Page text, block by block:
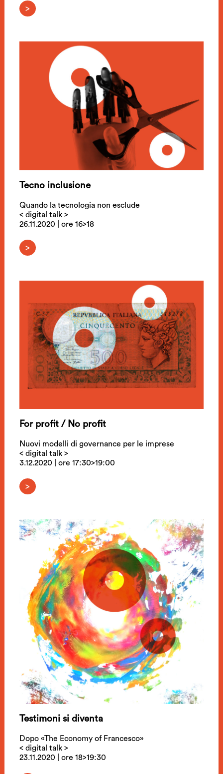
>
Tecno inclusione
Quando la tecnologia non esclude
< digital talk >
26.11.2020 | ore 16>18
>
For profit / No profit
Nuovi modelli di governance per le imprese
< digital talk >
3.12.2020 | ore 17:30>19:00
>
Testimoni si diventa
Dopo «The Economy of Francesco»
< digital talk >
23.11.2020 | ore 18>19:30